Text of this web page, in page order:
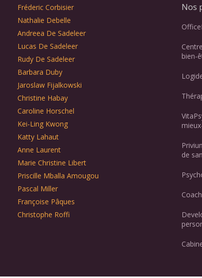
Fréderic Corbisier
Nathalie Debelle
Andreea De Sadeleer
Lucas De Sadeleer
Rudy De Sadeleer
Barbara Duby
Jaroslaw Fijalkowski
Christine Habay
Caroline Horschel
Kei-Ling Kwong
Katty Lahaut
Anne Laurent
Marie Christine Libert
Priscille Mballa Amougou
Pascal Miller
Françoise Pâques
Christophe Roffi
Nos
bien-
de